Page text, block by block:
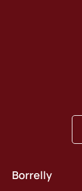
Borrelly